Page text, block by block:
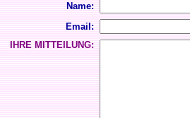
Name:
Email:
IHRE MITTEILUNG: